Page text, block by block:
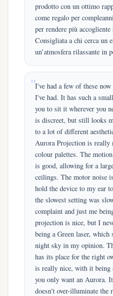
prodotto con un ottimo
come regalo per
per rendere più
Consigliata a chi cerca un
un’atmosfera rilassante in
I've had a few of these
I've had. It has such a
you to sit it wherever you
is discreet, but still looks
to a lot of different
Aurora Projection is really
colour palettes. The
is good, allowing for a
ceilings. The motor noise
hold the device to my ear
the slowest setting was
complaint and just me
projection is nice, but I
being a Green laser,
night sky in my opinion.
has its place for the right
is really nice, with it being
you only want an Aurora.
doesn't over-illuminate